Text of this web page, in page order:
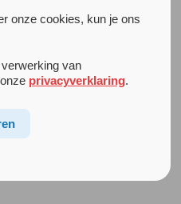
met acute psychiatrie,
beperkingen of
het gezin.
krachten van verschillende
(jeugd)ggz, (L)VB en
onze cookies, kun je ons
van
privacyverklaring.